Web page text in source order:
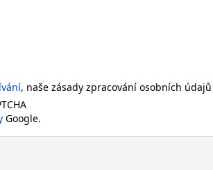
, naše zásady zpracování osobních údajů
Google.